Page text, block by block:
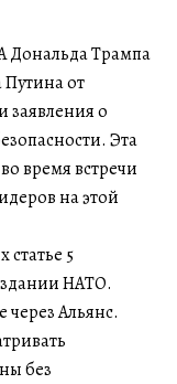
Дональда Трампа
от
заявления о
Эта
время встречи
на этой
статье 5
НАТО.
через Альянс.
без